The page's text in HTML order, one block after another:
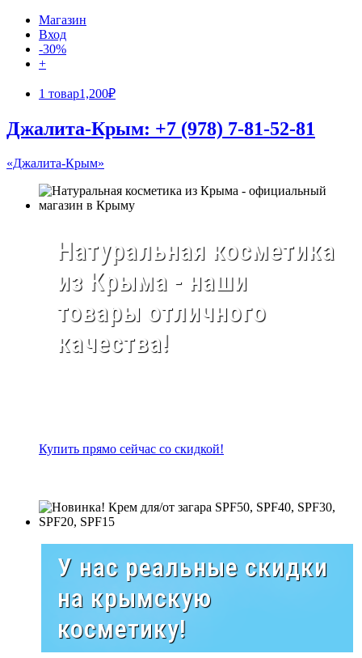
Магазин
Вход
-30%
+
1 товар1,200₽
Джалита-Крым: +7 (978) 7-81-52-81
«Джалита-Крым»
Натуральная косметика
из Крыма - наши
товары отличного
качества!
Купить прямо сейчас со скидкой!
У нас реальные скидки
на крымскую
косметику!